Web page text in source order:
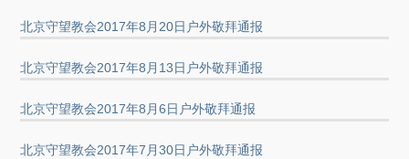
北京守望教会2017年8月20日户外敬拜通报
北京守望教会2017年8月13日户外敬拜通报
北京守望教会2017年8月6日户外敬拜通报
北京守望教会2017年7月30日户外敬拜通报